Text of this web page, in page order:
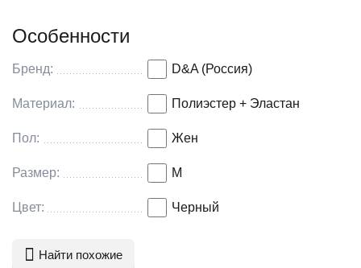
Особенности
Бренд: D&A (Россия)
Материал: Полиэстер + Эластан
Пол: Жен
Размер: M
Цвет: Черный
Найти похожие